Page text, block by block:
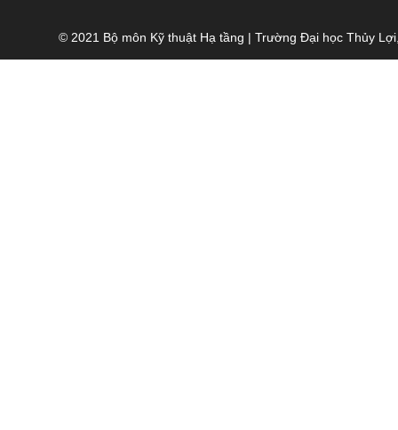
© 2021 Bộ môn Kỹ thuật Hạ tầng | Trường Đại học Thủy